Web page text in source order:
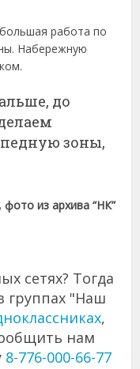
работа по
Набережную
до
зоны,
из архива “НК”
сетях? Тогда
группах "Наш
,
нам
8-776-000-66-77